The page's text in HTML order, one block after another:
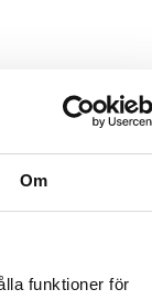
Om
funktioner för